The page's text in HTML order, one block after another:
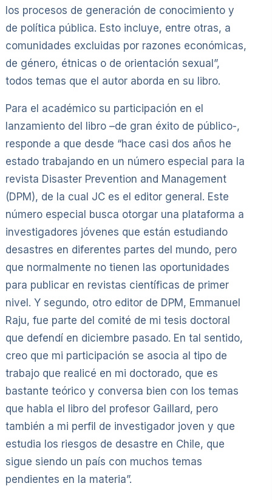
los procesos de generación de conocimiento y
de política pública. Esto incluye, entre otras, a
comunidades excluidas por razones económicas,
de género, étnicas o de orientación sexual”,
todos temas que el autor aborda en su libro.
Para el académico su participación en el
lanzamiento del libro –de gran éxito de público-,
responde a que desde “hace casi dos años he
estado trabajando en un número especial para la
revista Disaster Prevention and Management
(DPM), de la cual JC es el editor general. Este
número especial busca otorgar una plataforma a
investigadores jóvenes que están estudiando
desastres en diferentes partes del mundo, pero
que normalmente no tienen las oportunidades
para publicar en revistas científicas de primer
nivel. Y segundo, otro editor de DPM, Emmanuel
Raju, fue parte del comité de mi tesis doctoral
que defendí en diciembre pasado. En tal sentido,
creo que mi participación se asocia al tipo de
trabajo que realicé en mi doctorado, que es
bastante teórico y conversa bien con los temas
que habla el libro del profesor Gaillard, pero
también a mi perfil de investigador joven y que
estudia los riesgos de desastre en Chile, que
sigue siendo un país con muchos temas
pendientes en la materia”.